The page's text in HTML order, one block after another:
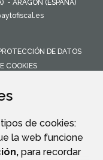
de cookies:
la web funcione
para recordar
- ARAGÓN (ESPAÑA)
DE DATOS
COOKIES